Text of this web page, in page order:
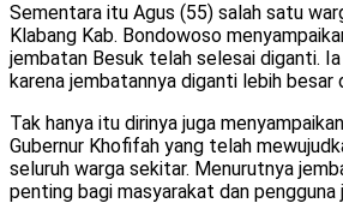
Sementara itu Agus (55) salah satu
Klabang Kab. Bondowoso
jembatan Besuk telah selesai diganti.
karena jembatannya diganti lebih besar
Tak hanya itu dirinya juga
Gubernur Khofifah yang telah
seluruh warga sekitar. Menurutnya
penting bagi masyarakat dan pengguna